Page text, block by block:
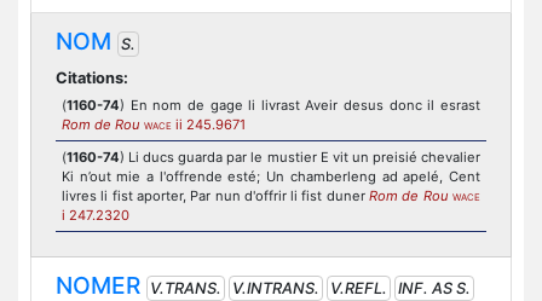
NOM S.
Citations:
(1160-74) En nom de gage li livrast Aveir desus donc il esrast
Rom de Rou WACE ii 245.9671
(1160-74) Li ducs guarda par le mustier E vit un preisié chevalier
Ki n’out mie a l'offrende esté; Un chamberleng ad apelé, Cent
livres li fist aporter, Par nun d'offrir li fist dunerRom de Rou WACE
i 247.2320
NOMER V.TRANS. V.INTRANS. V.REFL.
INF. AS S.